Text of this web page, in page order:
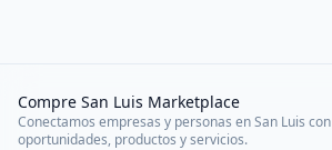
Compre San Luis Marketplace
Conectamos empresas y personas en San Luis con
oportunidades, productos y servicios.